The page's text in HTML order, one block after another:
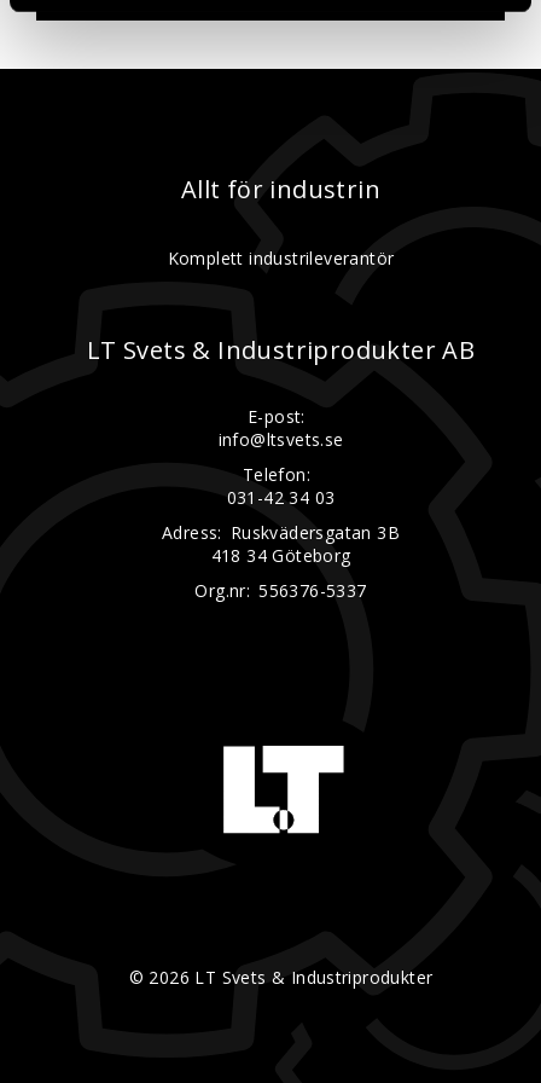
Allt för industrin
Komplett industrileverantör
LT Svets & Industriprodukter AB
E-post:
info@ltsvets.se
Telefon:
031-42 34 03
Adress: Ruskvädersgatan 3B
418 34 Göteborg
Org.nr: 556376-5337
© 2026 LT Svets & Industriprodukter